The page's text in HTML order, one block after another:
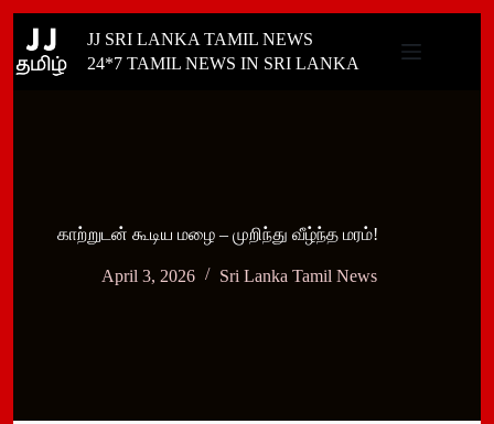
content
JJ SRI LANKA TAMIL NEWS
24*7 TAMIL NEWS IN SRI LANKA
காற்றுடன் கூடிய மழை – முறிந்து வீழ்ந்த மரம்!
April 3, 2026 Sri Lanka Tamil News